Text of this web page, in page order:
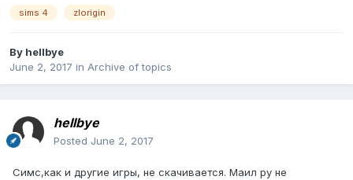
sims 4 zlorigin
By hellbye
June 2, 2017 in Archive of topics
hellbye
Posted June 2, 2017
Симс,как и другие игры, не скачивается. Маил ру не